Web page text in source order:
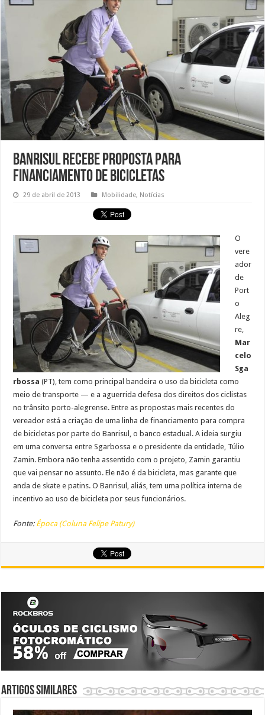
Banrisul recebe proposta para
financiamento de bicicletas
29 de abril de 2013 Mobilidade, Notícias
O
vere
ador
de
Port
o
Aleg
re,
Mar
celo
Sga
rbossa(PT), tem como principal bandeira o uso da bicicleta como
meio de transporte — e a aguerrida defesa dos direitos dos ciclistas
no trânsito porto-alegrense. Entre as propostas mais recentes do
vereador está a criação de uma linha de financiamento para compra
de bicicletas por parte do Banrisul, o banco estadual. A ideia surgiu
em uma conversa entre Sgarbossa e o presidente da entidade, Túlio
Zamin. Embora não tenha assentido com o projeto, Zamin garantiu
que vai pensar no assunto. Ele não é da bicicleta, mas garante que
anda de skate e patins. O Banrisul, aliás, tem uma política interna de
incentivo ao uso de bicicleta por seus funcionários.
Fonte: Época (Coluna Felipe Patury)
Artigos similares